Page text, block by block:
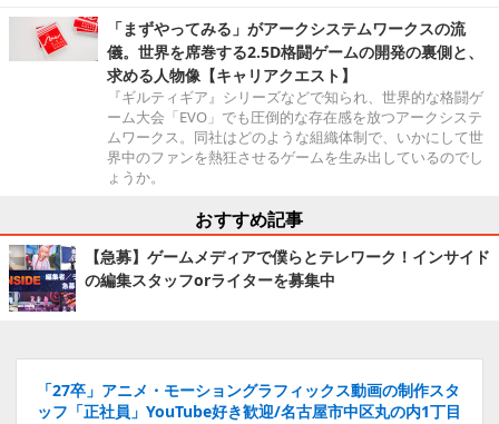
「まずやってみる」がアークシステムワークスの流
儀。世界を席巻する2.5D格闘ゲームの開発の裏側と、
求める人物像【キャリアクエスト】
『ギルティギア』シリーズなどで知られ、世界的な格闘ゲ
ーム大会「EVO」でも圧倒的な存在感を放つアークシステ
ムワークス。同社はどのような組織体制で、いかにして世
界中のファンを熱狂させるゲームを生み出しているのでし
ょうか。
おすすめ記事
【急募】ゲームメディアで僕らとテレワーク！インサイド
の編集スタッフorライターを募集中
「27卒」アニメ・モーショングラフィックス動画の制作スタ
ッフ「正社員」YouTube好き歓迎/名古屋市中区丸の内1丁目